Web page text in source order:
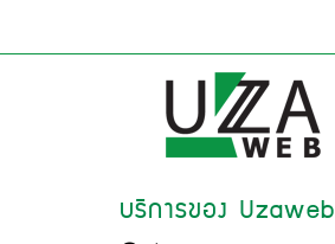
บริการของ Uzaweb